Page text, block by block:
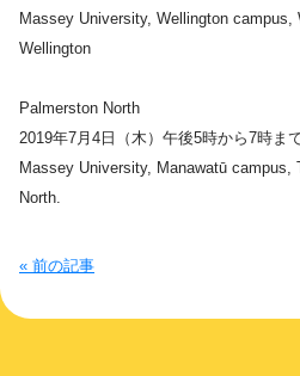
Massey University, Wellington
Wellington
Palmerston North
2019年7月4日（木）午後5時から7時ま
Massey University, Manawatū campus,
North.
« 前の記事